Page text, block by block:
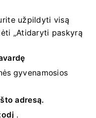
užpildyti visą
„Atidaryti paskyrą
gyvenamosios
adresą.
.